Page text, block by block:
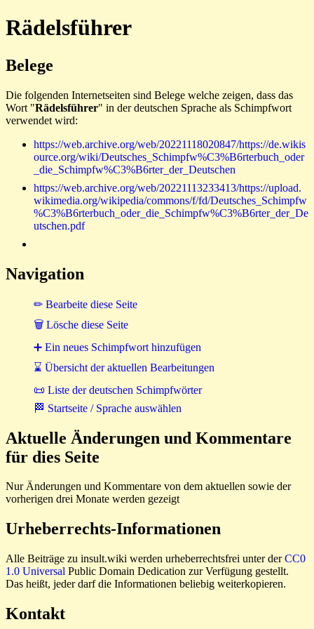
Rädelsführer
Belege
Die folgenden Internetseiten sind Belege welche zeigen, dass das
Wort "Rädelsführer" in der deutschen Sprache als Schimpfwort
verwendet wird:
https://web.archive.org/web/20221118020847/https://de.wikis
ource.org/wiki/Deutsches_Schimpfw%C3%B6rterbuch_oder
_die_Schimpfw%C3%B6rter_der_Deutschen
https://web.archive.org/web/20221113233413/https://upload.
wikimedia.org/wikipedia/commons/f/fd/Deutsches_Schimpfw
%C3%B6rterbuch_oder_die_Schimpfw%C3%B6rter_der_De
utschen.pdf
Navigation
✏ Bearbeite diese Seite
🗑 Lösche diese Seite
➕ Ein neues Schimpfwort hinzufügen
⌛ Übersicht der aktuellen Bearbeitungen
📜 Liste der deutschen Schimpfwörter
🏁 Startseite / Sprache auswählen
Aktuelle Änderungen und Kommentare
für dies Seite
Nur Änderungen und Kommentare von dem aktuellen sowie der
vorherigen drei Monate werden gezeigt
Urheberrechts-Informationen
Alle Beiträge zu insult.wiki werden urheberrechtsfrei unter derCC0
1.0 Universal Public Domain Dedication zur Verfügung gestellt.
Das heißt, jeder darf die Informationen beliebig weiterkopieren.
Kontakt